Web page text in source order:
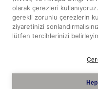
İletişim:
BIZI
olarak çerezleri
gerekli zorunlu çerezlerin
ziyaretinizi
lütfen tercihlerinizi